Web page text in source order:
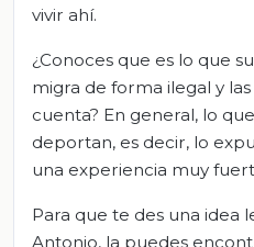
vivir ahí.
¿Conoces que es lo que
migra de forma ilegal y
cuenta? En general, lo
deportan, es decir, lo
una experiencia muy
Para que te des una idea
Antonio, la puedes